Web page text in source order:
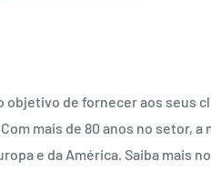
objetivo de fornecer aos seus
mais de 80 anos no setor, a
e da América. Saiba mais no